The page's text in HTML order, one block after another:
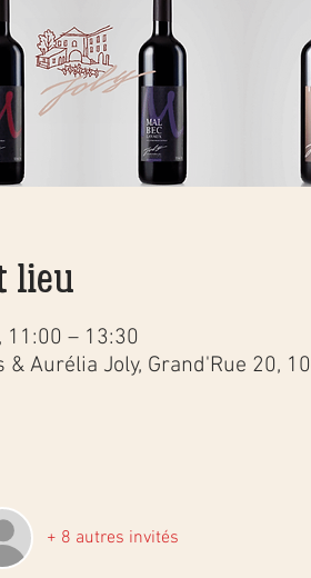
lieu
11:00 – 13:30
& Aurélia Joly, Grand'Rue 20,
+ 8 autres invités